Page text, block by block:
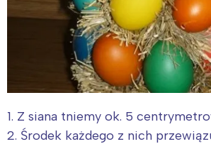
1. Z siana tniemy ok. 5
2. Środek każdego z nich